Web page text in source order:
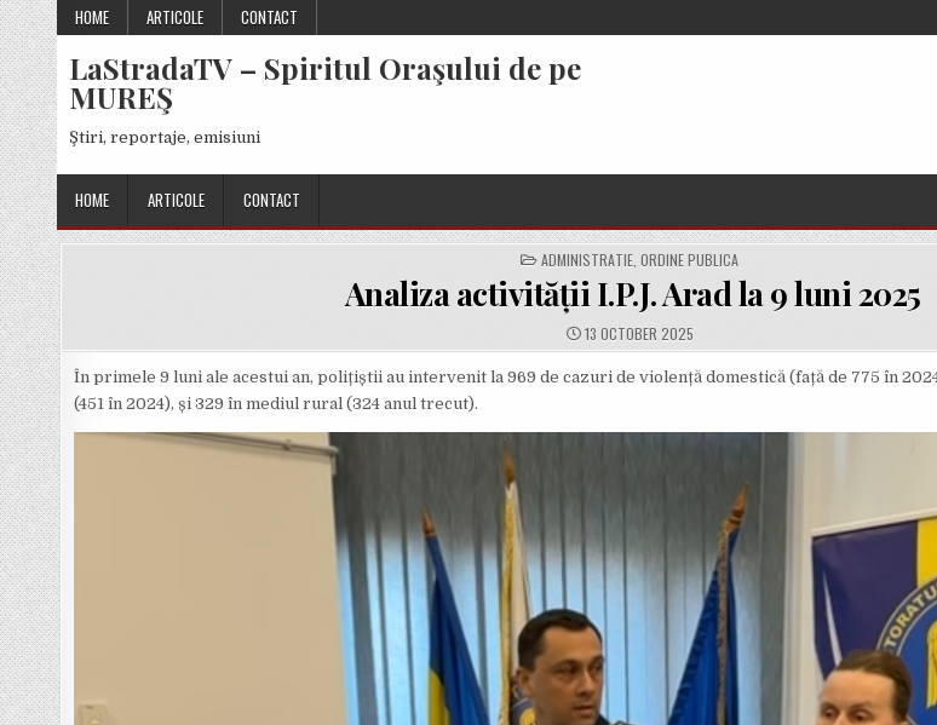
Skip
to
content
HOME ARTICOLE CONTACT
LaStradaTV – Spiritul Oraşului de pe
MUREŞ
Ştiri, reportaje, emisiuni
HOME ARTICOLE CONTACT
POSTED
IN
ADMINISTRATIE ,ORDINE PUBLICA
Analiza activității I.P.J. Arad la 9 luni 2025
PUBLISHED
DATE:
13 OCTOBER 2025
În primele 9 luni ale acestui an, polițiștii au intervenit la 969 de cazuri de violență domestică (față de 775 în
(451 în 2024), și 329 în mediul rural (324 anul trecut).